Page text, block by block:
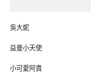
吳大妮
益曼小天使
小可愛阿貴